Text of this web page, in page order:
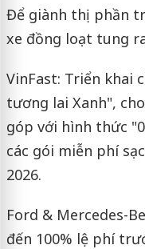
Để giành thị phần
xe đồng loạt tung
VinFast: Triển khai
tương lai Xanh",
góp với hình thức
các gói miễn phí
2026.
Ford & Mercedes-
đến 100% lệ phí